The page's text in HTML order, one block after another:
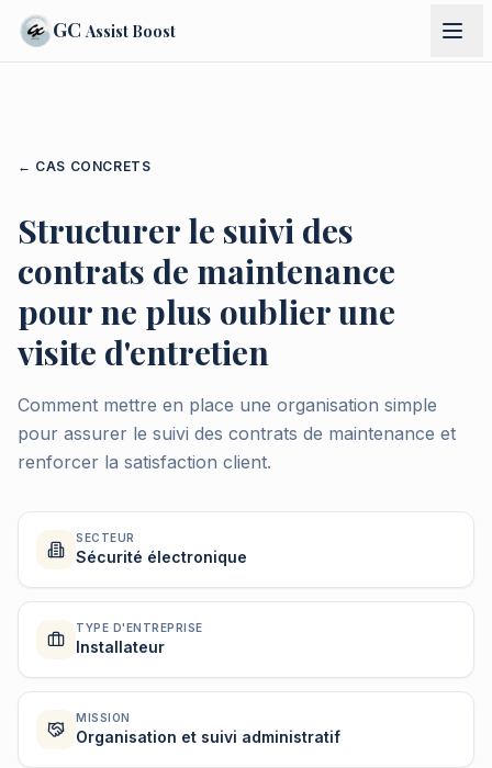
GC Assist Boost
← CAS CONCRETS
Structurer le suivi des
contrats de maintenance
pour ne plus oublier une
visite d'entretien
Comment mettre en place une organisation simple
pour assurer le suivi des contrats de maintenance et
renforcer la satisfaction client.
SECTEUR
Sécurité électronique
TYPE D'ENTREPRISE
Installateur
MISSION
Organisation et suivi administratif